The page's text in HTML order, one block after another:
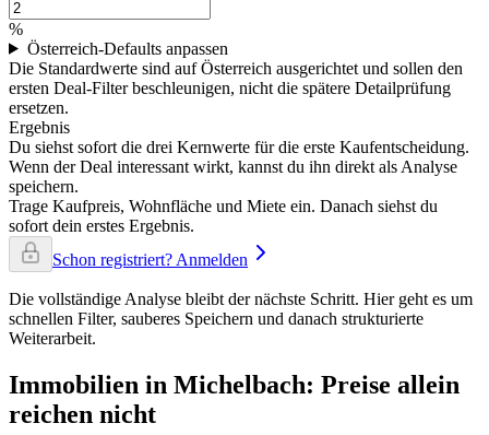
%
Österreich-Defaults anpassen
Die Standardwerte sind auf Österreich ausgerichtet und sollen den
ersten Deal-Filter beschleunigen, nicht die spätere Detailprüfung
ersetzen.
Ergebnis
Du siehst sofort die drei Kernwerte für die erste Kaufentscheidung.
Wenn der Deal interessant wirkt, kannst du ihn direkt als Analyse
speichern.
Trage Kaufpreis, Wohnfläche und Miete ein. Danach siehst du
sofort dein erstes Ergebnis.
Schon registriert? Anmelden
Die vollständige Analyse bleibt der nächste Schritt. Hier geht es um
schnellen Filter, sauberes Speichern und danach strukturierte
Weiterarbeit.
Immobilien in Michelbach: Preise allein
reichen nicht